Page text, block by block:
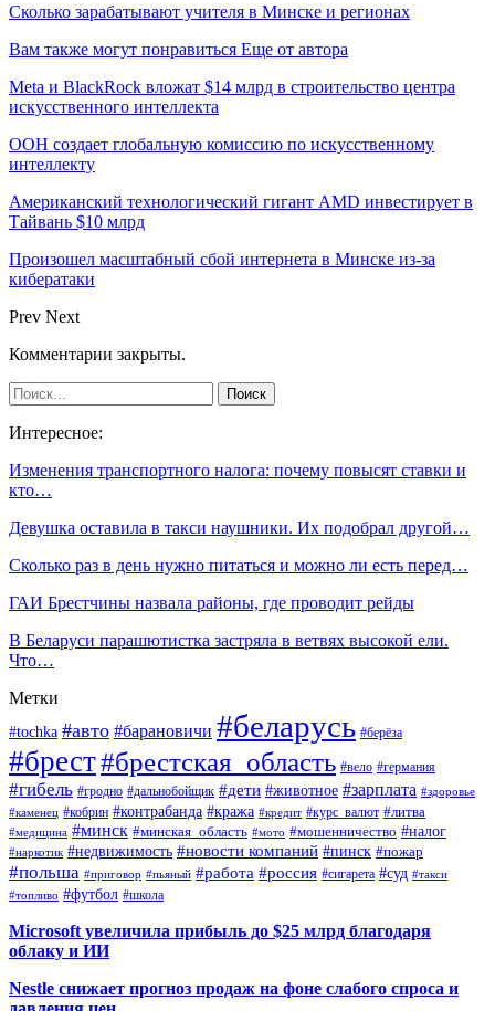
Сколько зарабатывают учителя в Минске и регионах
Вам также могут понравиться Еще от автора
Meta и BlackRock вложат $14 млрд в строительство центра
искусственного интеллекта
ООН создает глобальную комиссию по искусственному
интеллекту
Американский технологический гигант AMD инвестирует в
Тайвань $10 млрд
Произошел масштабный сбой интернета в Минске из-за
кибератаки
Prev Next
Комментарии закрыты.
Интересное:
Изменения транспортного налога: почему повысят ставки и
кто…
Девушка оставила в такси наушники. Их подобрал другой…
Сколько раз в день нужно питаться и можно ли есть перед…
ГАИ Брестчины назвала районы, где проводит рейды
В Беларуси парашютистка застряла в ветвях высокой ели.
Что…
Метки
#tochka #авто #барановичи #беларусь #берёза
#брест#брестская_область #вело #германия
#гибель #гродно #дальнобойщик #дети #животное #зарплата #здоровье
#каменец #кобрин #контрабанда #кража #кредит #курс_валют #литва
#медицина #минск #минская_область #мото #мошенничество #налог
#наркотик #недвижимость #новости компаний #пинск #пожар
#польша #приговор #пьяный #работа #россия #сигарета #суд #такси
#топливо #футбол #школа
Microsoft увеличила прибыль до $25 млрд благодаря
облаку и ИИ
Nestle снижает прогноз продаж на фоне слабого спроса и